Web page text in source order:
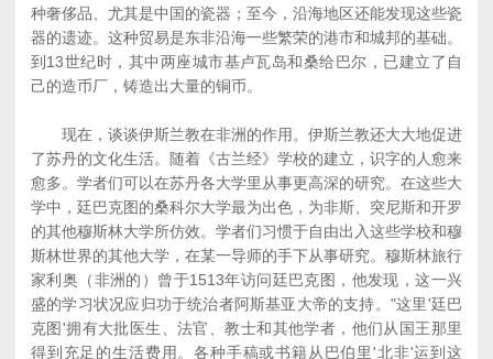
种奢侈品、尤其是中国的瓷器；至今，沿海地区还能发现这些瓷
器的遗迹。这种贸易是东非沿海一些繁荣的港市和城邦的基础。
到13世纪时，其中两座城市基卢瓦岛和桑给巴尔，已建立了自
己的造币厂，铸造出大量的铜币。
现在，谈谈伊斯兰教在非洲的作用。伊斯兰教还大大地促进
了苏丹的文化生活。随着《古兰经》学校的建立，识字的人愈来
愈多。学者们可以在苏丹各大学里从事更高深的研究。在这些大
学中，廷巴克图的桑科尔大学最为出色，为非斯、突尼斯和开罗
的其他穆斯林大学所仿效。学者们习惯于自由出入这些学校和穆
斯林世界的其他大学，在某一导师的手下从事研究。穆斯林旅行
家利奥（非洲的）曾于1513年访问廷巴克图，他发现，这一兴
盛的学习状况应归功于统治者阿斯基亚大帝的支持。"这里'廷巴
克图'拥有大批医生、法官、教士和其他学者，他们从国王那里
得到充足的生活费用。各种手稿或书籍从巴伯里'北非'运到这